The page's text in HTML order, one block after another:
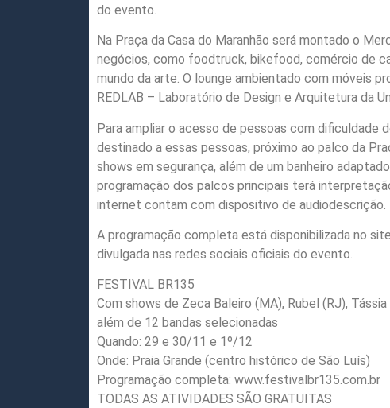
do evento.
Na Praça da Casa do Maranhão será montado o
negócios, como foodtruck, bikefood, comércio de
mundo da arte. O lounge ambientado com móveis
REDLAB – Laboratório de Design e Arquitetura da
Para ampliar o acesso de pessoas com dificuldade
destinado a essas pessoas, próximo ao palco da
shows em segurança, além de um banheiro
programação dos palcos principais terá
internet contam com dispositivo de audiodescrição.
A programação completa está disponibilizada no
divulgada nas redes sociais oficiais do evento.
FESTIVAL BR135
Com shows de Zeca Baleiro (MA), Rubel (RJ),
além de 12 bandas selecionadas
Quando: 29 e 30/11 e 1º/12
Onde: Praia Grande (centro histórico de São Luís)
Programação completa: www.festivalbr135.com.br
TODAS AS ATIVIDADES SÃO GRATUITAS